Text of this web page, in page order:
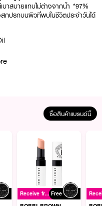
าสบายแทบไม่ต่างจากน้ำ *97%
ปรกบนผิวที่พบในชีวิตประจำวันได้
างเปี่ยมประสิทธิภาพ
งช่วยลดโอกาสเกิดสิว
งกลมทั่วใบหน้าที่แห้ง พรมน้ำอุ่น
ภาพเป็นน้ำนม แล้วจึงล้างออกด้วย
ซื้อสินค้าแบรนด์นี้
Receive free gift Free